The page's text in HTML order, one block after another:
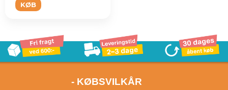
KØB
- KØBSVILKÅR